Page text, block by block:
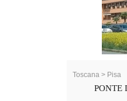
Toscana > Pisa
PONTE